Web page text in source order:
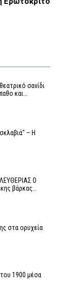
σανίδι
και…
– Η
Ο
βάρκας…
στα ορυχεία
1900 μέσα